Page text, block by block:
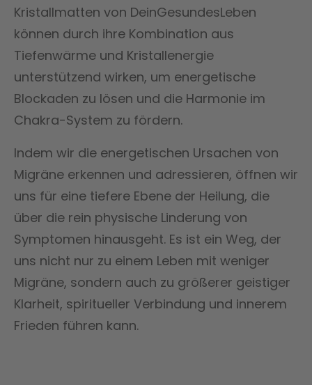
Kristallmatten von DeinGesundesLeben
können durch ihre Kombination aus
Tiefenwärme und Kristallenergie
unterstützend wirken, um energetische
Blockaden zu lösen und die Harmonie im
Chakra-System zu fördern.
Indem wir die energetischen Ursachen von
Migräne erkennen und adressieren, öffnen wir
uns für eine tiefere Ebene der Heilung, die
über die rein physische Linderung von
Symptomen hinausgeht. Es ist ein Weg, der
uns nicht nur zu einem Leben mit weniger
Migräne, sondern auch zu größerer geistiger
Klarheit, spiritueller Verbindung und innerem
Frieden führen kann.